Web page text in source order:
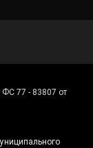
77 - 83807 от